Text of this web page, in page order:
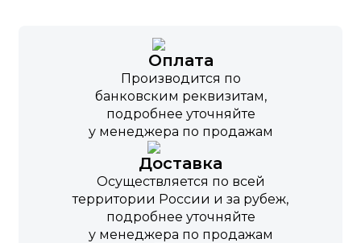
Оплата
Производится по
банковским реквизитам,
подробнее уточняйте
у менеджера по продажам
Доставка
Осуществляется по всей
территории России и за рубеж,
подробнее уточняйте
у менеджера по продажам